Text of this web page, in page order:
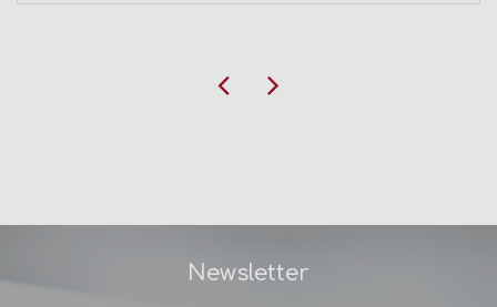
Newsletter